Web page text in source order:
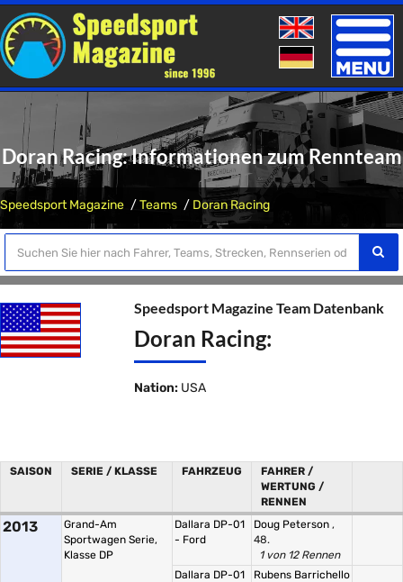
Toggle
Doran Racing: Informationen zum Rennteam
Speedsport Magazine Teams Doran Racing
Speedsport Magazine Team Datenbank
Doran Racing:
Nation: USA
SAISON SERIE / KLASSE FAHRZEUG
FAHRER /
WERTUNG /
RENNEN
2013
Grand-Am
Sportwagen Serie,
Klasse DP
Dallara DP-01
- Ford
Doug Peterson ,
48.
1 von 12 Rennen
Dallara DP-01
Rubens Barrichello